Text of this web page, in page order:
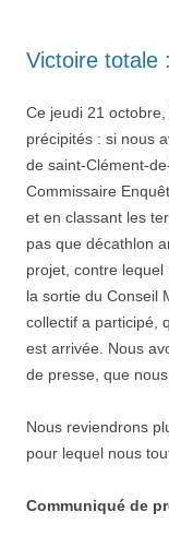
Victoire totale
Ce jeudi 21
précipités : si nous
de saint-Clément-
Commissaire
et en classant les
pas que décathlon
projet, contre lequel
la sortie du Conseil
collectif a participé,
est arrivée. Nous
de presse, que
Nous reviendrons
pour lequel nous
Communiqué de